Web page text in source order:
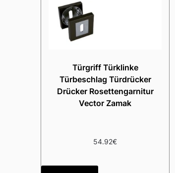
Türgriff Türklinke
Türbeschlag Türdrücker
Drücker Rosettengarnitur
Vector Zamak
54.92€